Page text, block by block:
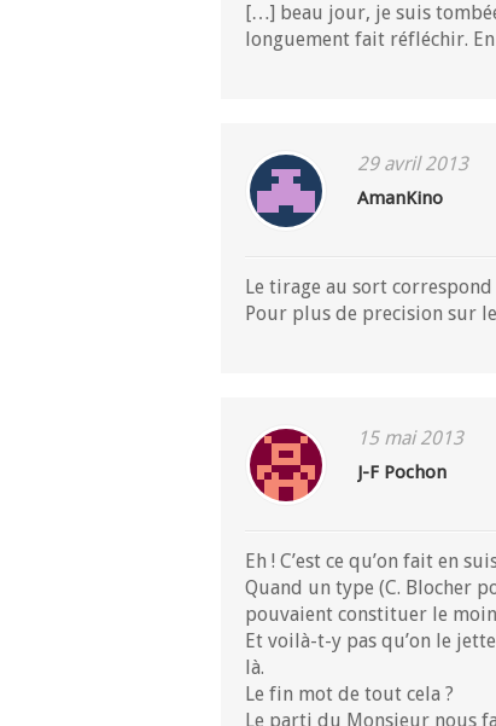
[…] beau jour, je suis
longuement fait réfléchir.
29 avril 2013
AmanKino
Le tirage au sort
Pour plus de precision sur
15 mai 2013
J-F Pochon
Eh ! C’est ce qu’on fait en
Quand un type (C. Blocher
pouvaient constituer le
Et voilà-t-y pas qu’on le
là.
Le fin mot de tout cela ?
Le parti du Monsieur nous